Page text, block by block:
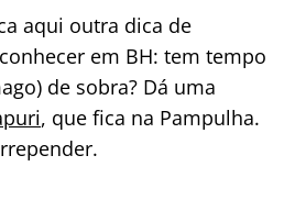
aqui outra dica de
em BH: tem tempo
de sobra? Dá uma
, que fica na Pampulha.